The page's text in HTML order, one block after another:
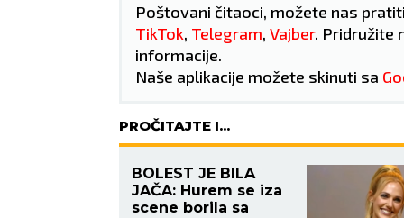
Poštovani čitaoci, možete nas
TikTok, Telegram, Vajber. Pridružite
informacije.
Naše aplikacije možete skinuti sa
PROČITAJTE I...
BOLEST JE BILA
JAČA: Hurem se iza
scene borila sa